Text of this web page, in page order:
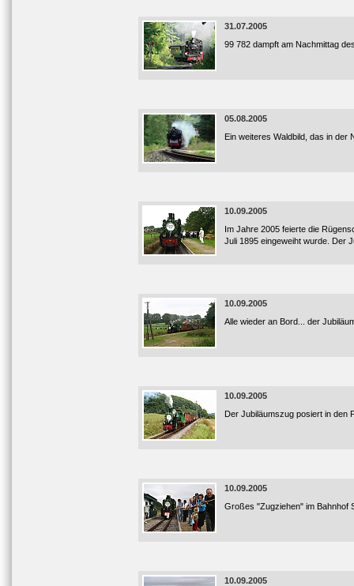
31.07.2005
99 782 dampft am Nachmittag
05.08.2005
Ein weiteres Waldbild, das in der
10.09.2005
Im Jahre 2005 feierte die
Juli 1895 eingeweiht wurde. Der
10.09.2005
Alle wieder an Bord... der
10.09.2005
Der Jubiläumszug posiert in den
10.09.2005
Großes "Zugziehen" im Bahnhof
10.09.2005